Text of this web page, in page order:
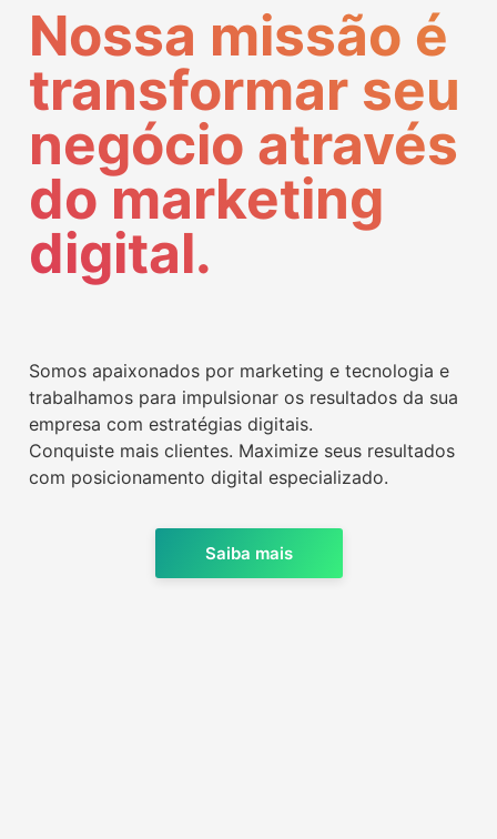
Nossa missão é
transformar seu
negócio através
do marketing
digital.
Somos apaixonados por marketing e tecnologia e
trabalhamos para impulsionar os resultados da sua
empresa com estratégias digitais.
Conquiste mais clientes. Maximize seus resultados
com posicionamento digital especializado.
Saiba mais